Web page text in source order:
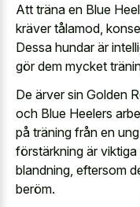
Att träna en Blue
kräver tålamod,
Dessa hundar är
gör dem mycket
De ärver sin Golden
och Blue Heelers
på träning från en
förstärkning är
blandning, eftersom
beröm.